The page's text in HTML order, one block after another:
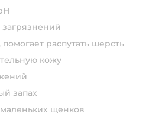
распутать шерсть
кожу
запах
щенков